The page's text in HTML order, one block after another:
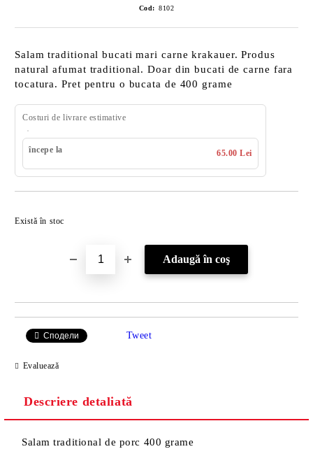
30%
Cod: 8102
Salam traditional bucati mari carne krakauer. Produs
natural afumat traditional. Doar din bucati de carne fara
tocatura. Pret pentru o bucata de 400 grame
Costuri de livrare estimative
începe la 65.00 Lei
Există în stoc
Сподели Tweet
Evaluează
Descriere detaliată
Salam traditional de porc 400 grame